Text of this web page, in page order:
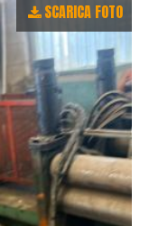
SCARICA FOTO